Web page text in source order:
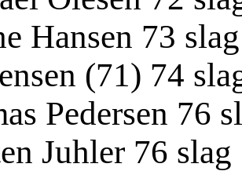
Hansen 73 slag
(71) 74
Pedersen 76
Juhler 76 slag